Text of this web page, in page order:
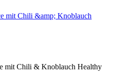
mit Chili &amp; Knoblauch
mit Chili & Knoblauch Healthy